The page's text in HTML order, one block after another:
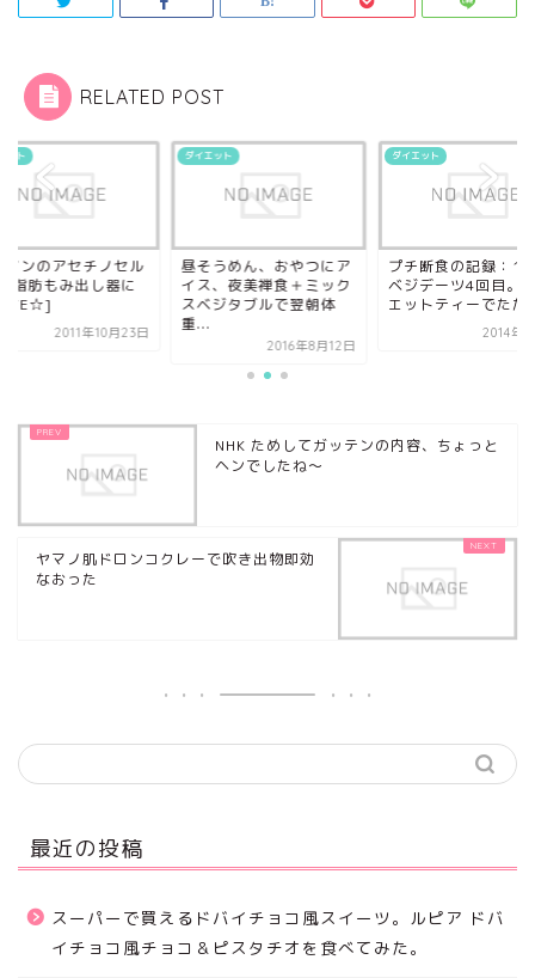
RELATED POST
ット
マンのアセチノセル
[脂肪もみ出し器に
2011年10月23日
ダイエット
昼そうめん、おやつにア
イス、夜美禅食＋ミック
スベジタブルで翌朝体
重...
2016年8月12日
ダイエット
プチ断食の記録：
ベジデーツ4回目。
エットティーでたた
2014年1
NHK ためしてガッテンの内容、ちょっと
ヘンでしたね～
ヤマノ肌ドロンコクレーで吹き出物即効
なおった
最近の投稿
スーパーで買えるドバイチョコ風スイーツ。ルピア ドバ
イチョコ風チョコ＆ピスタチオを食べてみた。